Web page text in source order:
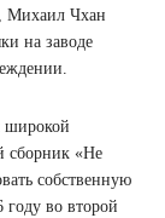
Михаил Чхан
на заводе
широкой
сборник «Не
собственную
во второй